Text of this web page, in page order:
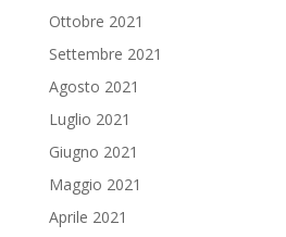
Ottobre 2021
Settembre 2021
Agosto 2021
Luglio 2021
Giugno 2021
Maggio 2021
Aprile 2021